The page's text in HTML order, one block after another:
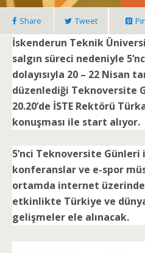
Share Tweet
İskenderun Teknik
salgın süreci nedeniyle
dolayısıyla 20 – 22 Nisan
düzenlediği Teknoversite
20.20’de İSTE Rektörü
konuşması ile start alıyor.
5’nci Teknoversite
konferanslar ve e-spor
ortamda internet
etkinlikte Türkiye ve
gelişmeler ele alınacak.